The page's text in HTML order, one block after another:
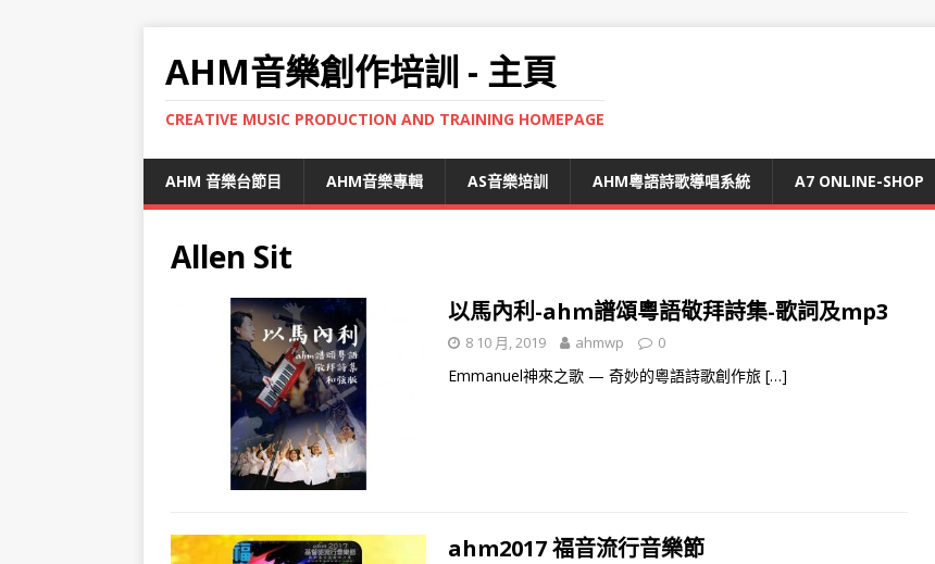
AHM音樂創作培訓 - 主頁
CREATIVE MUSIC PRODUCTION AND TRAINING HOMEPAGE
AHM 音樂台節目 AHM音樂專輯 AS音樂培訓 AHM粵語詩歌導唱系統 A7 ONLINE-SHOP
Allen Sit
以馬內利-ahm譜頌粵語敬拜詩集-歌詞及mp3
8 10 月, 2019 ahmwp 0
Emmanuel神來之歌 — 奇妙的粵語詩歌創作旅 […]
ahm2017 福音流行音樂節